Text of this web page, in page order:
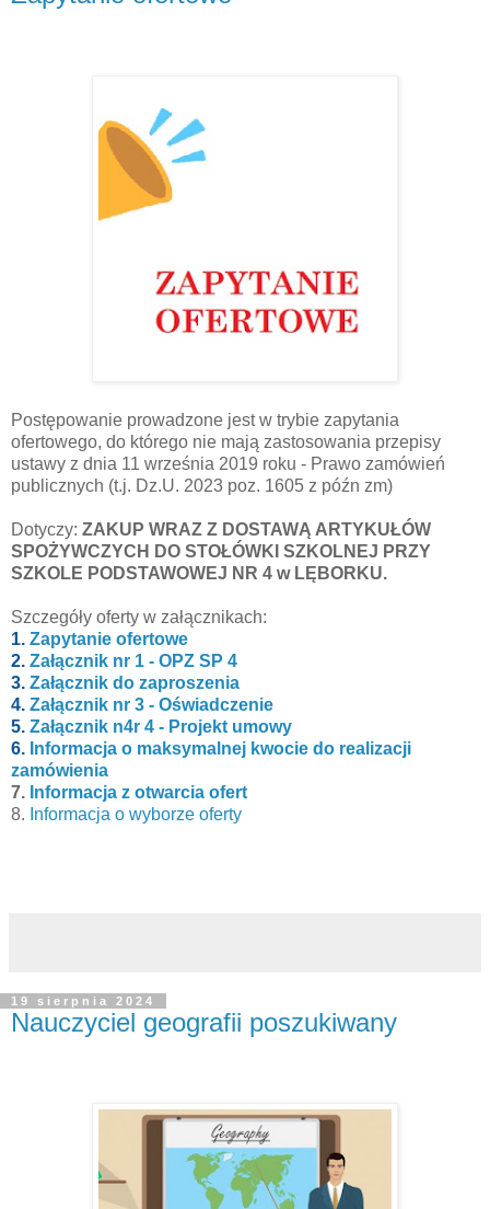
Postępowanie prowadzone jest w trybie zapytania
ofertowego, do którego nie mają zastosowania przepisy
ustawy z dnia 11 września 2019 roku - Prawo zamówień
publicznych (t.j. Dz.U. 2023 poz. 1605 z późn zm)
Dotyczy: ZAKUP WRAZ Z DOSTAWĄ ARTYKUŁÓW
SPOŻYWCZYCH DO STOŁÓWKI SZKOLNEJ PRZY
SZKOLE PODSTAWOWEJ NR 4 w LĘBORKU.
Szczegóły oferty w załącznikach:
1. Zapytanie ofertowe
2. Załącznik nr 1 - OPZ SP 4
3. Załącznik do zaproszenia
4. Załącznik nr 3 - Oświadczenie
5. Załącznik n4r 4 - Projekt umowy
6. Informacja o maksymalnej kwocie do realizacji
zamówienia
7. Informacja z otwarcia ofert
8. Informacja o wyborze oferty
19 sierpnia 2024
Nauczyciel geografii poszukiwany